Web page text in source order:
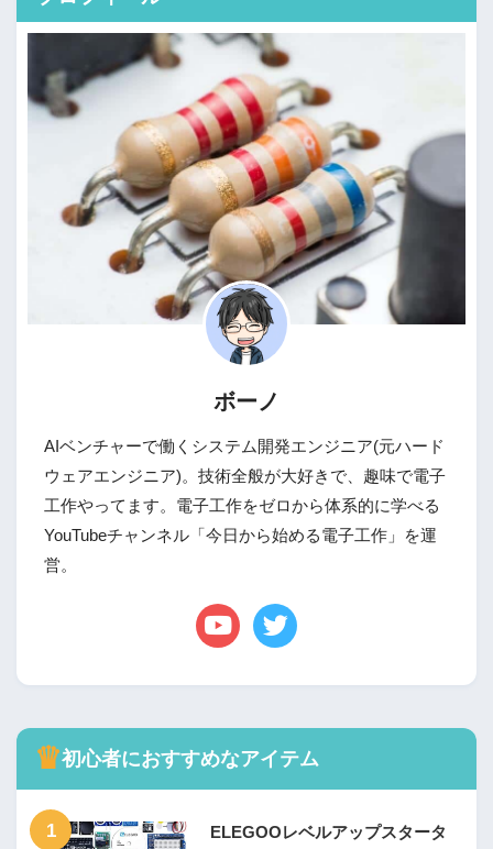
ボーノ
AIベンチャーで働くシステム開発エンジニア(元ハード
ウェアエンジニア)。技術全般が大好きで、趣味で電子
工作やってます。電子工作をゼロから体系的に学べる
YouTubeチャンネル「今日から始める電子工作」を運
営。
♛初心者におすすめなアイテム
1
ELEGOOレベルアップスタータ